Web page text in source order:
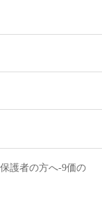
護者の方へ-9価の